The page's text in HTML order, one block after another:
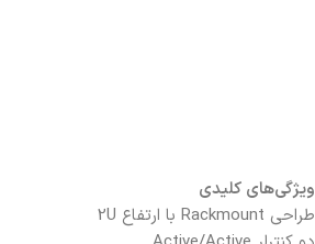
ویژگی‌های کلیدی
طراحی Rackmount با ارتفاع 2U